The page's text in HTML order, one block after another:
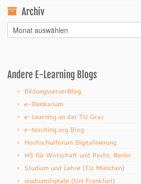
Archiv
Archiv
Andere E-Learning Blogs
BildungsserverBlog
e-Denkarium
e-Learning an der TU Graz
e-teaching.org Blog
Hochschulforum Digitalisierung
HS für Wirtschaft und Recht, Berlin
Studium und Lehre (TU München)
studiumdigitale (Uni Frankfurt)